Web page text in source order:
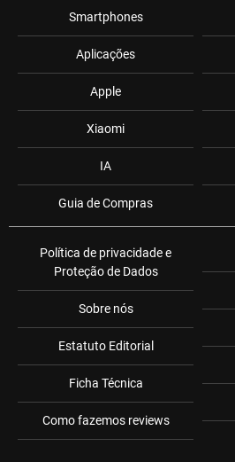
Smartphones
Aplicações
Apple
Xiaomi
IA
Guia de Compras
Política de privacidade e
Proteção de Dados
Sobre nós
Estatuto Editorial
Ficha Técnica
Como fazemos reviews